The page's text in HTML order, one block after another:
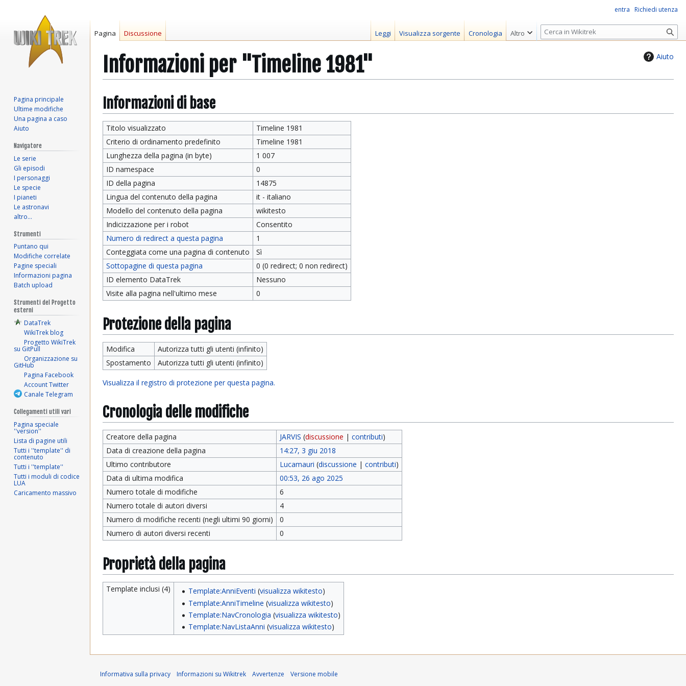
Aiuto
Informazioni per "Timeline 1981"
Vai
alla
navigazione
Vai
alla
ricerca
Informazioni di base
Titolo visualizzato
Timeline 1981
Criterio di ordinamento predefinito
Timeline 1981
Lunghezza della pagina (in byte)
1 007
ID namespace
0
ID della pagina
14875
Lingua del contenuto della pagina
it - italiano
Modello del contenuto della pagina
wikitesto
Indicizzazione per i robot
Consentito
Numero di redirect a questa pagina
1
Conteggiata come una pagina di contenuto
Sì
Sottopagine di questa pagina
0 (0 redirect; 0 non redirect)
ID elemento DataTrek
Nessuno
Visite alla pagina nell'ultimo mese
0
Protezione della pagina
Modifica
Autorizza tutti gli utenti (infinito)
Spostamento
Autorizza tutti gli utenti (infinito)
Visualizza il registro di protezione per questa pagina.
Cronologia delle modifiche
Creatore della pagina JARVIS (discussione | contributi)
Data di creazione della pagina
14:27, 3 giu 2018
Ultimo contributore
Lucamauri (discussione | contributi)
Data di ultima modifica
00:53, 26 ago 2025
Numero totale di modifiche
6
Numero totale di autori diversi
4
Numero di modifiche recenti (negli ultimi 90 giorni)
0
Numero di autori diversi recenti
0
Proprietà della pagina
Template inclusi (4) Template:AnniEventi (visualizza wikitesto)
Template:AnniTimeline (visualizza wikitesto)
Template:NavCronologia (visualizza wikitesto)
Template:NavListaAnni (visualizza wikitesto)
entra Richiedi utenza
Pagina Discussione Leggi Visualizza sorgente Cronologia Altro
R
i
r
Pagina principale
Ultime modifiche
Una pagina a caso
Aiuto
Navigatore
Le serie
Gli episodi
I personaggi
Le specie
I pianeti
Le astronavi
altro…
Strumenti
Puntano qui
Modifiche correlate
Pagine speciali
Informazioni pagina
Batch upload
Strumenti del Progetto
esterni
DataTrek
WikiTrek blog
Progetto WikiTrek
su GitPull
Organizzazione su
GitHub
Pagina Facebook
Account Twitter
Canale Telegram
Collegamenti utili vari
Pagina speciale
''version''
Lista di pagine utili
Tutti i ''template'' di
contenuto
Tutti i ''template''
Tutti i moduli di codice
LUA
Caricamento massivo
Informativa sulla privacy Informazioni su Wikitrek Avvertenze Versione mobile